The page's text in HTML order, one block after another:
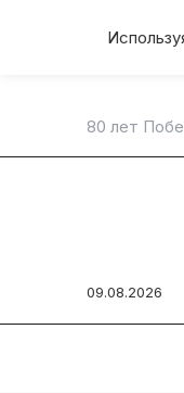
80 лет
09.08.2026